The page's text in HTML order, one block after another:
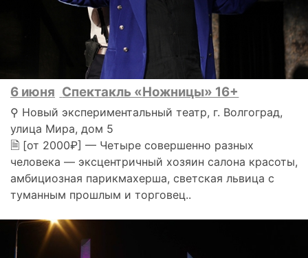
6 июня Спектакль «Ножницы» 16+
⚲ Новый экспериментальный театр, г. Волгоград,
улица Мира, дом 5
🗎 [от 2000₽] — Четыре совершенно разных
человека — эксцентричный хозяин салона красоты,
амбициозная парикмахерша, светская львица с
туманным прошлым и торговец..